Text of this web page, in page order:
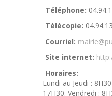
Téléphone:
Télécopie:
Courriel:
Site internet:
Horaires:
Lundi au Jeudi :
17H30. Vendredi :